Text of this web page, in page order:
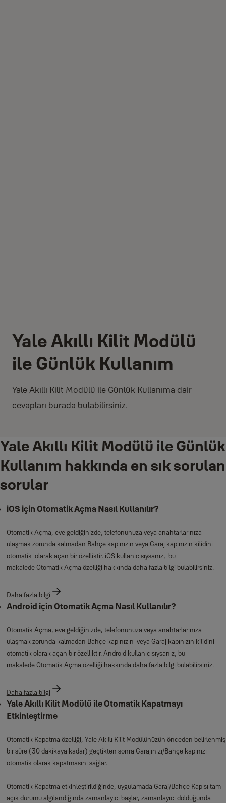
Yale Akıllı Kilit Modülü
ile Günlük Kullanım
Yale Akıllı Kilit Modülü ile Günlük Kullanıma dair
cevapları burada bulabilirsiniz.
Yale Akıllı Kilit Modülü ile Günlük
Kullanım hakkında en sık sorulan
sorular
iOS için Otomatik Açma Nasıl Kullanılır?
Otomatik Açma, eve geldiğinizde, telefonunuza veya anahtarlarınıza
ulaşmak zorunda kalmadan Bahçe kapınızın veya Garaj kapınızın kilidini
otomatik olarak açan bir özelliktir. iOS kullanıcısıysanız, bu
makalede Otomatik Açma özelliği hakkında daha fazla bilgi bulabilirsiniz.
Daha fazla bilgi
Android için Otomatik Açma Nasıl Kullanılır?
Otomatik Açma, eve geldiğinizde, telefonunuza veya anahtarlarınıza
ulaşmak zorunda kalmadan Bahçe kapınızın veya Garaj kapınızın kilidini
otomatik olarak açan bir özelliktir. Android kullanıcısıysanız, bu
makalede Otomatik Açma özelliği hakkında daha fazla bilgi bulabilirsiniz.
Daha fazla bilgi
Yale Akıllı Kilit Modülü ile Otomatik Kapatmayı
Etkinleştirme
Otomatik Kapatma özelliği, Yale Akıllı Kilit Modülünüzün önceden belirlenmiş
bir süre (30 dakikaya kadar) geçtikten sonra Garajınızı/Bahçe kapınızı
otomatik olarak kapatmasını sağlar.
Otomatik Kapatma etkinleştirildiğinde, uygulamada Garaj/Bahçe Kapısı tam
açık durumu algılandığında zamanlayıcı başlar, zamanlayıcı dolduğunda